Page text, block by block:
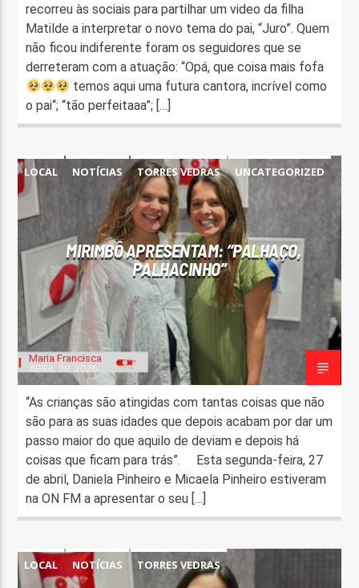
recorreu às sociais para partilhar um video da filha
Matilde a interpretar o novo tema do pai, “Juro”. Quem
não ficou indiferente foram os seguidores que se
derreteram com a atuação: “Opá, que coisa mais fofa
temos aqui uma futura cantora, incrível como
o pai“; “tão perfeitaaa”; […]
LOCAL NOTÍCIAS TORRES VEDRAS UNCATEGORIZED
MIRIMBÔ APRESENTAM: “PALHAÇO,
PALHACINHO”
Maria Francisca
“As crianças são atingidas com tantas coisas que não
são para as suas idades que depois acabam por dar um
passo maior do que aquilo de deviam e depois há
coisas que ficam para trás”. Esta segunda-feira, 27
de abril, Daniela Pinheiro e Micaela Pinheiro estiveram
na ON FM a apresentar o seu […]
LOCAL NOTÍCIAS TORRES VEDRAS